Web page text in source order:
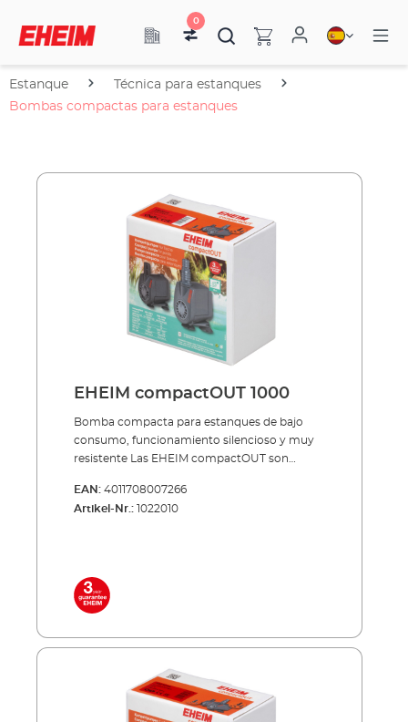
0
Estanque
Técnica para estanques
Bombas compactas para estanques
EHEIM compactOUT 1000
Bomba compacta para estanques de bajo
consumo, funcionamiento silencioso y muy
resistente Las EHEIM compactOUT son
muy potentes para estanques. Hay 2
tamaños disponibles hasta máx. 600 y hasta
Inclusive accesorios como alcachofa de
entrada y conector roscado de salida Alta
Volumen de entrega: Bomba para estanques
EAN: 4011708007266
Artikel-Nr.: 1022010